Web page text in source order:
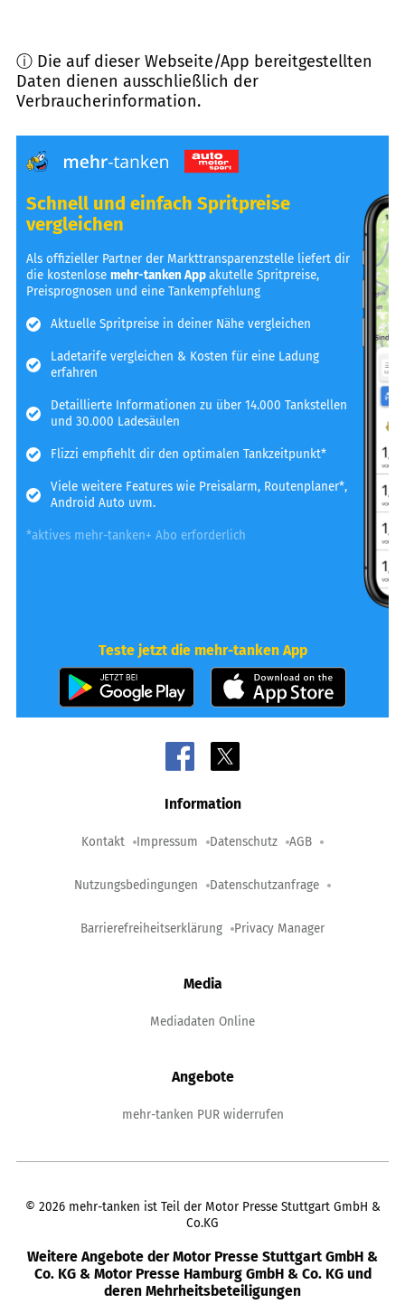
ⓘ Die auf dieser Webseite/App bereitgestellten
Daten dienen ausschließlich der
Verbraucherinformation.
Schnell und einfach Spritpreise
vergleichen
Als offizieller Partner der Markttransparenzstelle liefert dir
die kostenlosemehr-tanken Appakutelle Spritpreise,
Preisprognosen und eine Tankempfehlung
Aktuelle Spritpreise in deiner Nähe vergleichen
Ladetarife vergleichen & Kosten für eine Ladung
erfahren
Detaillierte Informationen zu über 14.000 Tankstellen
und 30.000 Ladesäulen
Flizzi empfiehlt dir den optimalen Tankzeitpunkt*
Viele weitere Features wie Preisalarm, Routenplaner*,
Android Auto uvm.
*aktives mehr-tanken+ Abo erforderlich
Teste jetzt die mehr-tanken App
Information
Kontakt Impressum Datenschutz AGB
Nutzungsbedingungen Datenschutzanfrage
Barrierefreiheitserklärung Privacy Manager
Media
Mediadaten Online
Angebote
mehr-tanken PUR widerrufen
© 2026 mehr-tanken ist Teil der Motor Presse Stuttgart GmbH &
Co.KG
Weitere Angebote der Motor Presse Stuttgart GmbH &
Co. KG & Motor Presse Hamburg GmbH & Co. KG und
deren Mehrheitsbeteiligungen